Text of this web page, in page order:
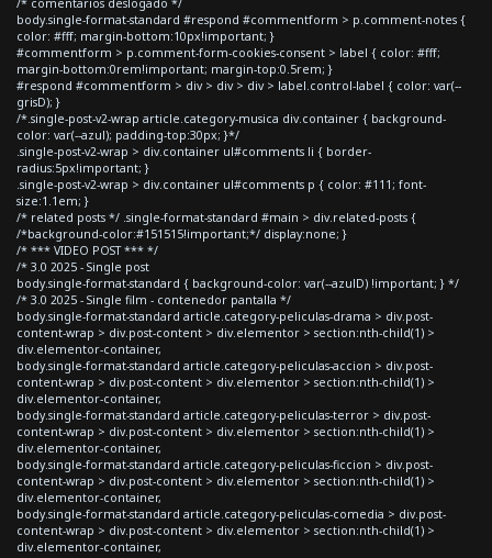
/* comentarios deslogado */
body.single-format-standard #respond #commentform > p.comment-notes {
color: #fff; margin-bottom:10px!important; }
#commentform > p.comment-form-cookies-consent > label { color: #fff;
margin-bottom:0rem!important; margin-top:0.5rem; }
#respond #commentform > div > div > div > label.control-label { color: var(--
grisD); }
/*.single-post-v2-wrap article.category-musica div.container { background-
color: var(--azul); padding-top:30px; }*/
.single-post-v2-wrap > div.container ul#comments li { border-
radius:5px!important; }
.single-post-v2-wrap > div.container ul#comments p { color: #111; font-
size:1.1em; }
/* related posts */ .single-format-standard #main > div.related-posts {
/*background-color:#151515!important;*/ display:none; }
/* *** VIDEO POST *** */
/* 3.0 2025 - Single post
body.single-format-standard { background-color: var(--azulD) !important; } */
/* 3.0 2025 - Single film - contenedor pantalla */
body.single-format-standard article.category-peliculas-drama > div.post-
content-wrap > div.post-content > div.elementor > section:nth-child(1) >
div.elementor-container,
body.single-format-standard article.category-peliculas-accion > div.post-
content-wrap > div.post-content > div.elementor > section:nth-child(1) >
div.elementor-container,
body.single-format-standard article.category-peliculas-terror > div.post-
content-wrap > div.post-content > div.elementor > section:nth-child(1) >
div.elementor-container,
body.single-format-standard article.category-peliculas-ficcion > div.post-
content-wrap > div.post-content > div.elementor > section:nth-child(1) >
div.elementor-container,
body.single-format-standard article.category-peliculas-comedia > div.post-
content-wrap > div.post-content > div.elementor > section:nth-child(1) >
div.elementor-container,